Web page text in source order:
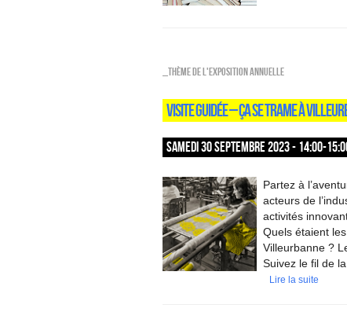
_Thème de l'exposition annuelle
VISITE GUIDÉE – ÇA SE TRAME À
SAMEDI 30 SEPTEMBRE 2023 - 14:00-
Partez à
acteurs de
activités
Quels étaient
Villeurbanne ?
Suivez le fil de
Lire la suite